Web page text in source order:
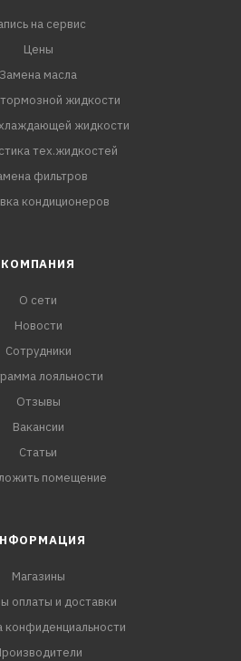
на сервис
Цены
Замена масла
жидкости
жидкости
тех.жидкостей
фильтров
кондиционеров
КОМПАНИЯ
О сети
Новости
Сотрудники
лояльности
Отзывы
Вакансии
Статьи
помещение
Магазины
оплаты и доставки
конфиденциальности